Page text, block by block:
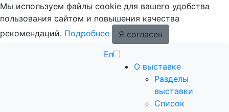
Мы используем файлы cookie для вашего удобства
пользования сайтом и повышения качества
рекомендаций. Подробнее
Я согласен
En
О выставке
Разделы
выставки
Список